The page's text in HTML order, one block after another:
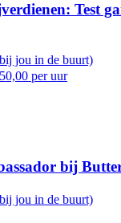
Test
jou in de buurt)
per uur
bij
jou in de buurt)